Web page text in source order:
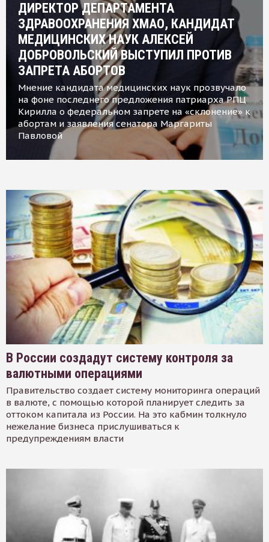
ДИРЕКТОР ДЕПАРТАМЕНТА
ЗДРАВООХРАНЕНИЯ ХМАО, КАНДИДАТ
МЕДИЦИНСКИХ НАУК АЛЕКСЕЙ
ДОБРОВОЛЬСКИЙ ВЫСТУПИЛ ПРОТИВ
ЗАПРЕТА АБОРТОВ
Мнение кандидата медицинских наук прозвучало
на фоне последнего предложения патриарха РПЦ
Кирилла о федеральном запрете на «склонение» к
абортам и заявления сенатора Маргариты
Павловой
В России создадут систему контроля за
валютными операциями
Правительство создает систему мониторинга операций
в валюте, с помощью которой планирует следить за
оттоком капитала из России. На это кабмин толкнуло
нежелание бизнеса прислушиваться к
предупреждениям власти